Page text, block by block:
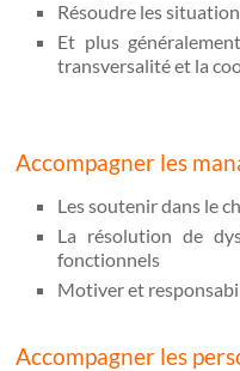
Résoudre les
Et plus
transversalité et la
Accompagner les
Les soutenir dans le
La résolution de
fonctionnels
Motiver et
Accompagner les